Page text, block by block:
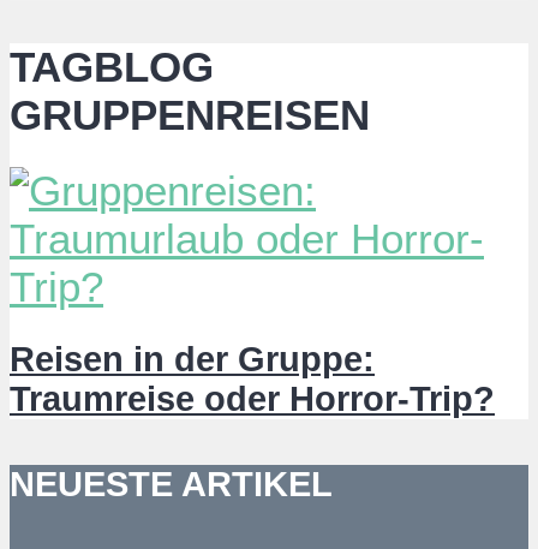
TAGBLOG
GRUPPENREISEN
Reisen in der Gruppe:
Traumreise oder Horror-Trip?
NEUESTE ARTIKEL